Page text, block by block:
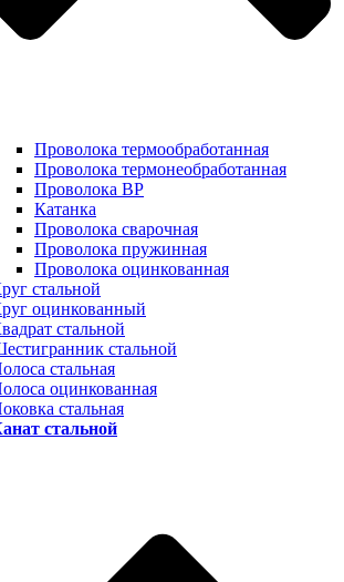
Проволока термообработанная
Проволока термонеобработанная
Проволока ВР
Катанка
Проволока сварочная
Проволока пружинная
Проволока оцинкованная
стальной
оцинкованный
стальной
стальной
стальная
оцинкованная
стальная
стальной